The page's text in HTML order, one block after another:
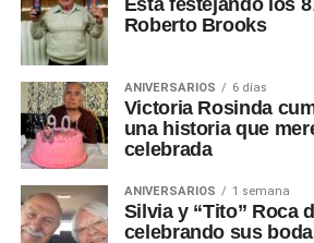
Roberto Brooks
ANIVERSARIOS 6 días
Victoria Rosinda
una historia que
celebrada
ANIVERSARIOS 1 semana
Silvia y “Tito” Roca
celebrando sus